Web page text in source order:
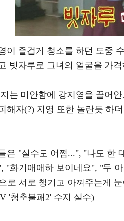
이 즐겁게 청소를 하던 도중
빗자루로 그녀의 얼굴을 가
는 미안함에 강지영을 끌어
해자(?) 지영 또한 놀란듯 하
은 "실수도 어쩜...", "나도 한
"화기애애하 보이네요", "두
로 서로 챙기고 아껴주는게
'청춘불패2' 수지 실수)